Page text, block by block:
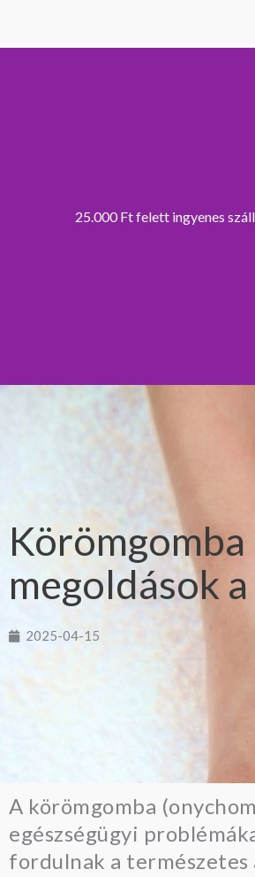
25.000 Ft felett ingyenes
megoldások
2025-04-15
A körömgomba
egészségügyi
fordulnak a